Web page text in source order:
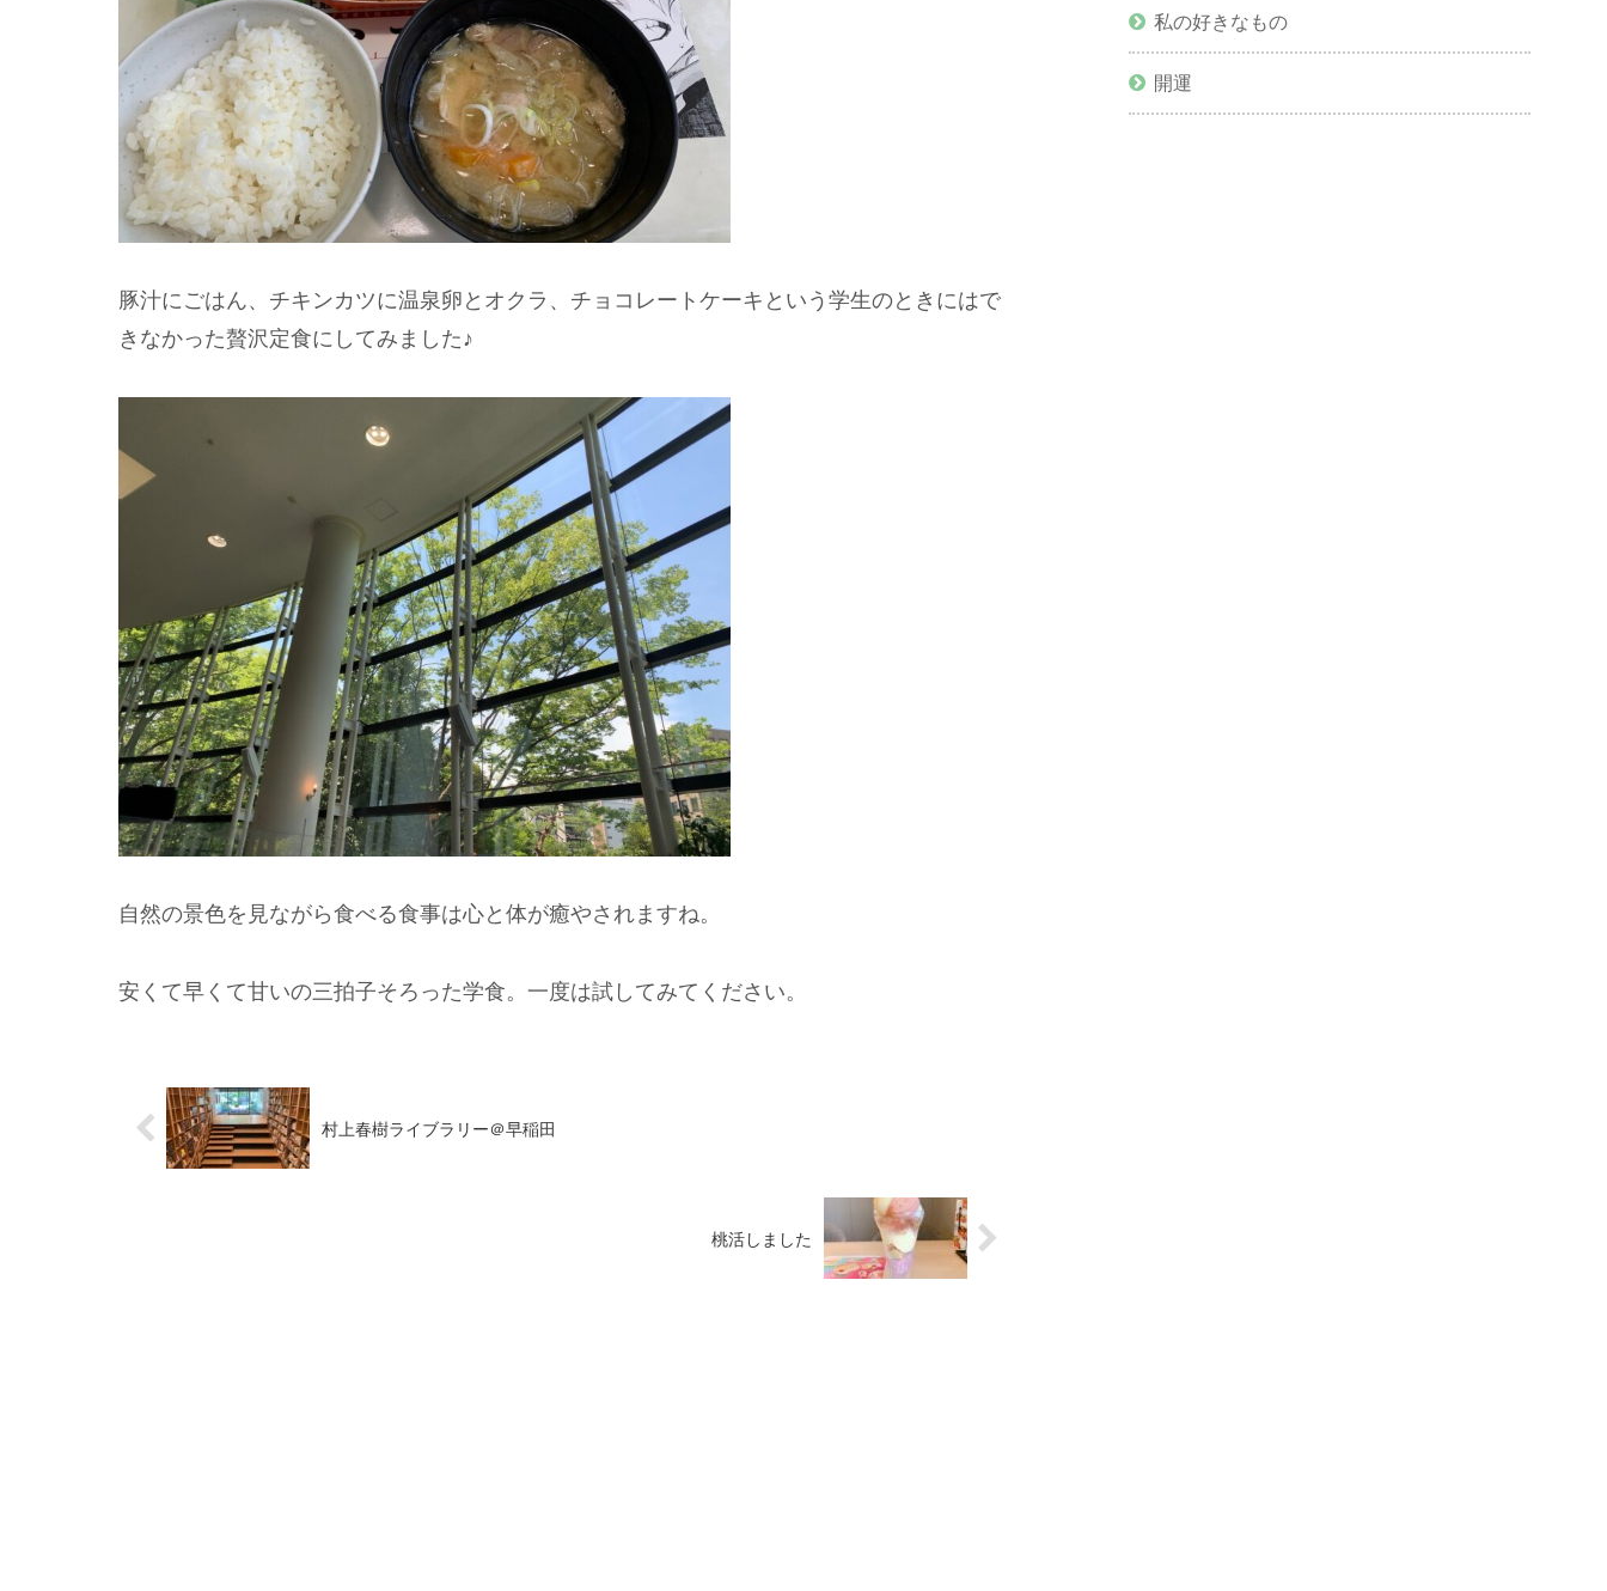
豚汁にごはん、チキンカツに温泉卵とオクラ、チョコレートケーキという学生のときにはで
きなかった贅沢定食にしてみました♪
自然の景色を見ながら食べる食事は心と体が癒やされますね。
安くて早くて甘いの三拍子そろった学食。一度は試してみてください。
村上春樹ライブラリー＠早稲田
桃活しました
私の好きなもの
開運